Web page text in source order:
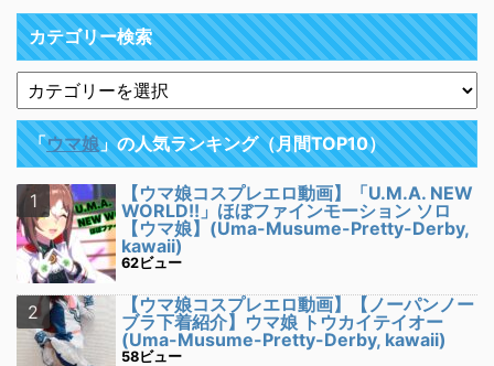
カテゴリー検索
「ウマ娘」の人気ランキング（月間TOP10）
【ウマ娘コスプレエロ動画】「U.M.A. NEW
WORLD!!」ほぼファインモーション ソロ
【ウマ娘】(Uma-Musume-Pretty-Derby,
kawaii)
62ビュー
【ウマ娘コスプレエロ動画】【ノーパンノー
ブラ下着紹介】ウマ娘 トウカイテイオー
(Uma-Musume-Pretty-Derby, kawaii)
58ビュー